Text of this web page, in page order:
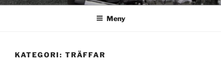
Meny
KATEGORI: TRÄFFAR